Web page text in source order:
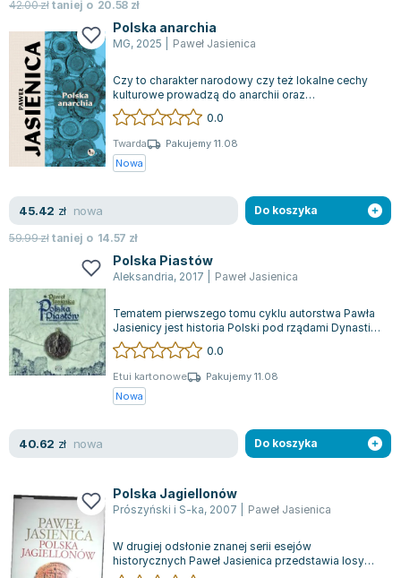
Anna Prus (oprac.)
Nela Mała Reporterka
Agnieszka Maciąg
Barbara Wrzesińska
Terry Pratchett
Virginia Woolf
Ajahn Brahm
Lucinda Riley
Jacek Walkiewicz
42.00złtaniej o 20.58 zł
Polska anarchia
MG, 2025 Paweł Jasienica
Czy to charakter narodowy czy też lokalne cechy
kulturowe prowadzą do anarchii oraz
egoistycznego podejścia do władzy i przywilejó...
0.0
Twarda
Pakujemy 11.08
Nowa
45.42 zł nowa
59.99złtaniej o 14.57 zł
Do koszyka
Polska Piastów
Aleksandria, 2017 Paweł Jasienica
Tematem pierwszego tomu cyklu autorstwa Pawła
Jasienicy jest historia Polski pod rządami Dynastii
Piastów. Ta porywająca i szczegó...
0.0
Etui kartonowe
Pakujemy 11.08
Nowa
40.62 zł nowa Do koszyka
Polska Jagiellonów
Prószyński i S-ka, 2007 Paweł Jasienica
W drugiej odsłonie znanej serii esejów
historycznych Paweł Jasienica przedstawia losy
dynastii Jagiellonów, która w drugiej połowi...